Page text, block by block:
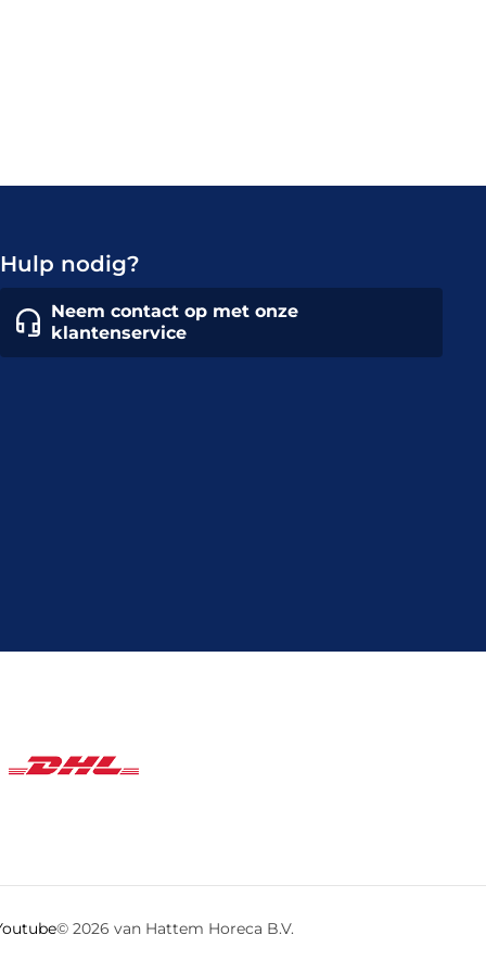
Hulp nodig?
Neem contact op met onze
klantenservice
© 2026 van Hattem Horeca B.V.